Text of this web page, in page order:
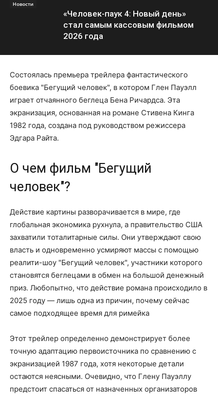
Новости
«Человек-паук 4: Новый день»
стал самым кассовым фильмом
2026 года
Состоялась премьера трейлера фантастического
боевика "Бегущий человек", в котором Глен Пауэлл
играет отчаянного беглеца Бена Ричардса. Эта
экранизация, основанная на романе Стивена Кинга
1982 года, создана под руководством режиссера
Эдгара Райта.
О чем фильм "Бегущий
человек"?
Действие картины разворачивается в мире, где
глобальная экономика рухнула, а правительство США
захватили тоталитарные силы. Они утверждают свою
власть и одновременно усмиряют массы с помощью
реалити-шоу "Бегущий человек", участники которого
становятся беглецами в обмен на большой денежный
приз. Любопытно, что действие романа происходило в
2025 году — лишь одна из причин, почему сейчас
самое подходящее время для римейка
Этот трейлер определенно демонстрирует более
точную адаптацию первоисточника по сравнению с
экранизацией 1987 года, хотя некоторые детали
остаются неясными. Очевидно, что Глену Пауэллу
предстоит спасаться от назначенных организаторов